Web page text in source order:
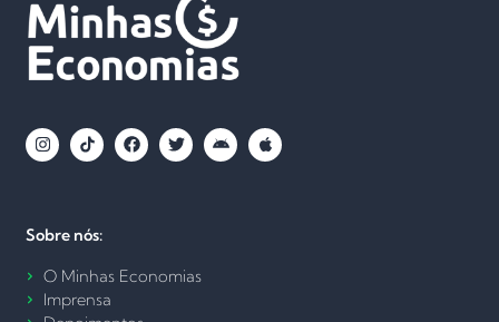
Sobre nós:
O Minhas Economias
Imprensa